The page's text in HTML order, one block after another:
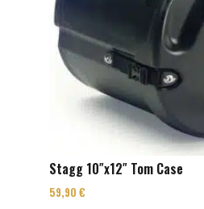
Stagg 10″x12″ Tom Case
59,90 €